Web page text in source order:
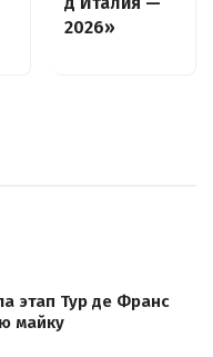
2026»
этап Тур де Франс
майку